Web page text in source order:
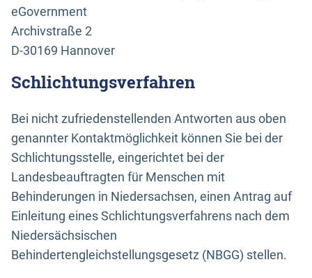
eGovernment
Archivstraße 2
D-30169 Hannover
Schlichtungsverfahren
Bei nicht zufriedenstellenden Antworten aus oben
genannter Kontaktmöglichkeit können Sie bei der
Schlichtungsstelle, eingerichtet bei der
Landesbeauftragten für Menschen mit
Behinderungen in Niedersachsen, einen Antrag auf
Einleitung eines Schlichtungsverfahrens nach dem
Niedersächsischen
Behindertengleichstellungsgesetz (NBGG) stellen.